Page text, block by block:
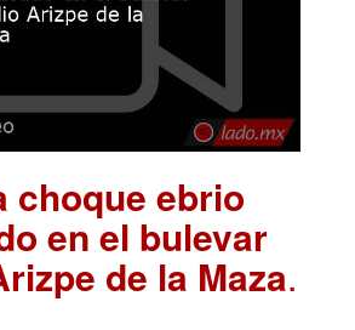
choque ebrio
en el bulevar
de la Maza.